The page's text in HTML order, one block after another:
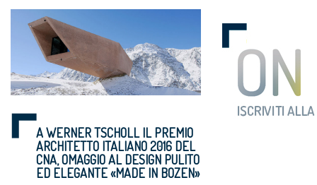
A WERNER TSCHOLL IL PREMIO
ARCHITETTO ITALIANO 2016 DEL
CNA, OMAGGIO AL DESIGN PULITO
ED ELEGANTE «MADE IN BOZEN»